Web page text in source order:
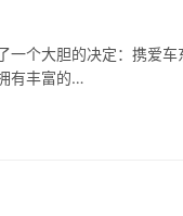
个大胆的决定：携爱车
有丰富的…